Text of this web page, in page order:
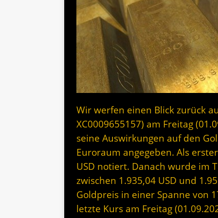
Wir werfen einen Blick zurück
XC0009655157) am Freitag
seine Auswirkungen auf den
Euroraum angegeben. Als
USD notiert. Danach wurde im
zwischen 1.935,04 USD und
Goldpreis in einer Spanne von
letzte Kurs am Freitag